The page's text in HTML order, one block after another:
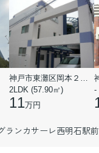
神戸市東灘区岡本２丁目
2LDK (57.90㎡)
11万円
-
ランカサーレ西明石駅前